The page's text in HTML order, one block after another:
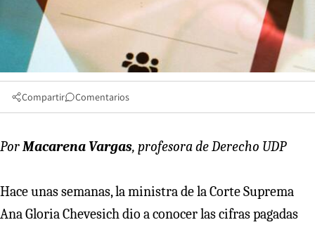
Compartir Comentarios
PorMacarena Vargas, profesora de Derecho UDP
Hace unas semanas, la ministra de la Corte Suprema
Ana Gloria Chevesich dio a conocer las cifras pagadas